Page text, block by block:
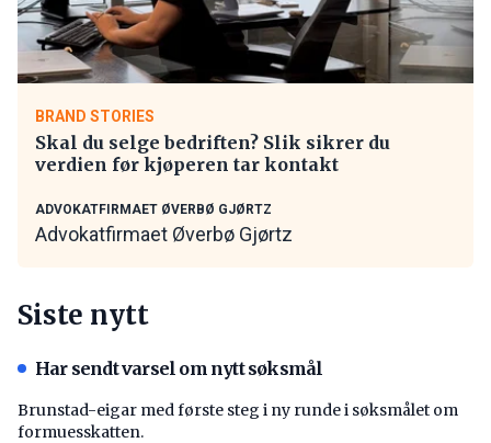
BRAND STORIES
Skal du selge bedriften? Slik sikrer du
verdien før kjøperen tar kontakt
ADVOKATFIRMAET ØVERBØ GJØRTZ
Advokatfirmaet Øverbø Gjørtz
Siste nytt
Har sendt varsel om nytt søksmål
Brunstad-eigar med første steg i ny runde i søksmålet om
formuesskatten.